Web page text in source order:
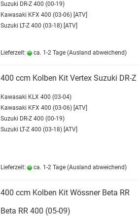
Suzuki DR-Z 400 (00-19)
Kawasaki KFX 400 (03-06) [ATV]
Suzuki LT-Z 400 (03-18) [ATV]
Lieferzeit: ca. 1-2 Tage (Ausland abweichend)
400 ccm Kolben Kit Vertex Suzuki DR-Z
Kawasaki KLX 400 (03-04)
Kawasaki KFX 400 (03-06) [ATV]
Suzuki DR-Z 400 (00-19)
Suzuki LT-Z 400 (03-18) [ATV]
Lieferzeit: ca. 1-2 Tage (Ausland abweichend)
400 ccm Kolben Kit Wössner Beta RR
Beta RR 400 (05-09)